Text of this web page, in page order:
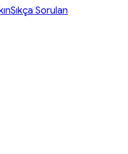
Sıkça Sorulan